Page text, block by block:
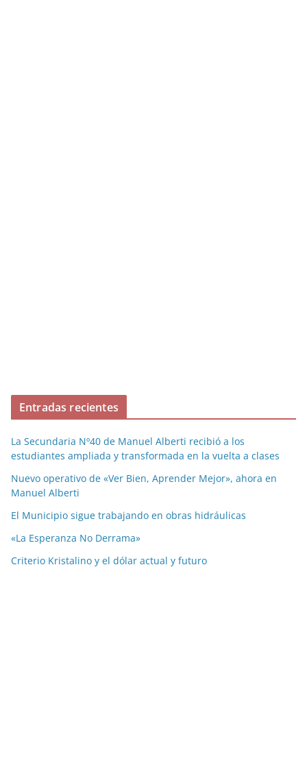
Entradas recientes
La Secundaria Nº40 de Manuel Alberti recibió a los
estudiantes ampliada y transformada en la vuelta a clases
Nuevo operativo de «Ver Bien, Aprender Mejor», ahora en
Manuel Alberti
El Municipio sigue trabajando en obras hidráulicas
«La Esperanza No Derrama»
Criterio Kristalino y el dólar actual y futuro